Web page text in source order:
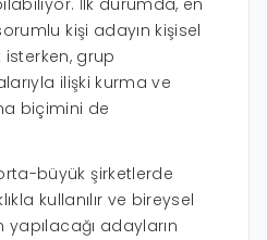
kişi adayın kişisel
grup
ilişki kurma ve
biçimini de
büyük şirketlerde
kullanılır ve bireysel
adayların